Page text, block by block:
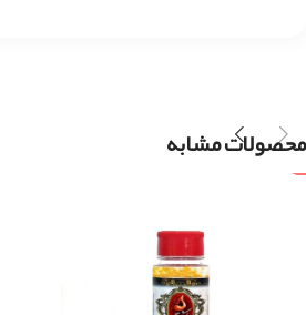
محصولات مشابه